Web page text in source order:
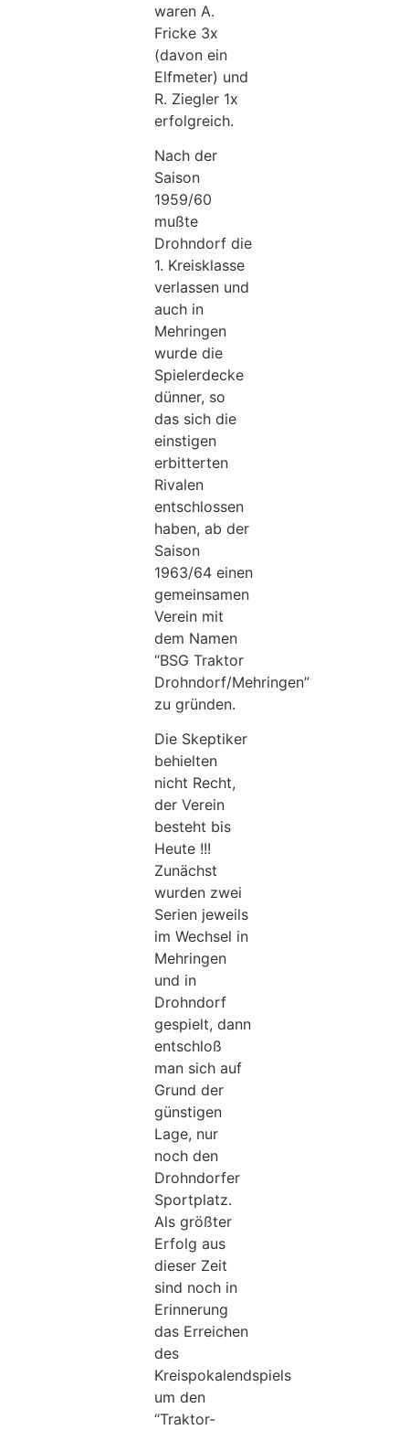
waren A.
Fricke 3x
(davon ein
Elfmeter) und
R. Ziegler 1x
erfolgreich.
Nach der
Saison
1959/60
mußte
Drohndorf die
1. Kreisklasse
verlassen und
auch in
Mehringen
wurde die
Spielerdecke
dünner, so
das sich die
einstigen
erbitterten
Rivalen
entschlossen
haben, ab der
Saison
1963/64 einen
gemeinsamen
Verein mit
dem Namen
“BSG Traktor
Drohndorf/Mehringen”
zu gründen.
Die Skeptiker
behielten
nicht Recht,
der Verein
besteht bis
Heute !!!
Zunächst
wurden zwei
Serien jeweils
im Wechsel in
Mehringen
und in
Drohndorf
gespielt, dann
entschloß
man sich auf
Grund der
günstigen
Lage, nur
noch den
Drohndorfer
Sportplatz.
Als größter
Erfolg aus
dieser Zeit
sind noch in
Erinnerung
das Erreichen
des
Kreispokalendspiels
um den
“Traktor-